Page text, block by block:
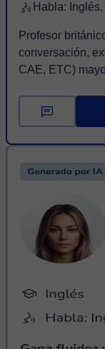
Habla: Inglés,
Profesor
conversación,
CAE, ETC)